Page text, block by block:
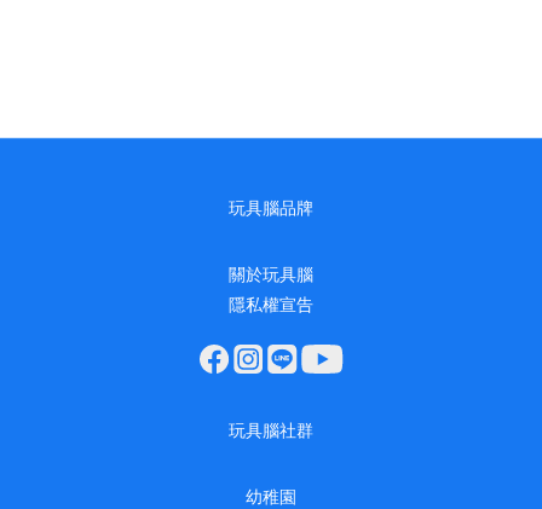
玩具腦品牌
關於玩具腦
隱私權宣告
玩具腦社群
幼稚園